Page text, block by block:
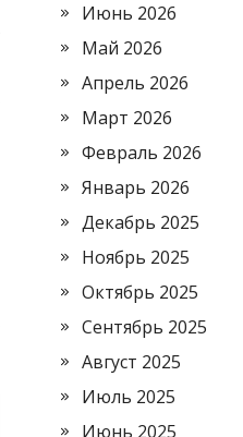
Июнь 2026
Май 2026
Апрель 2026
Март 2026
Февраль 2026
Январь 2026
Декабрь 2025
Ноябрь 2025
Октябрь 2025
Сентябрь 2025
Август 2025
Июль 2025
Июнь 2025